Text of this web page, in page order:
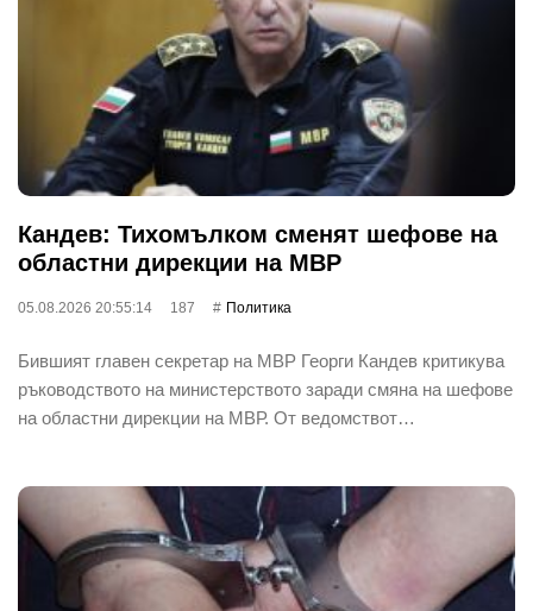
Кандев: Тихомълком сменят шефове на
областни дирекции на МВР
05.08.2026 20:55:14 187 Политика
Бившият главен секретар на МВР Георги Кандев критикува
ръководството на министерството заради смяна на шефове
на областни дирекции на МВР. От ведомствот…